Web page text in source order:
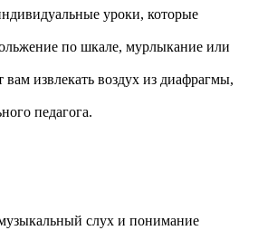
уроки, которые
по шкале, мурлыкание или
извлекать воздух из диафрагмы,
педагога.
слух и понимание